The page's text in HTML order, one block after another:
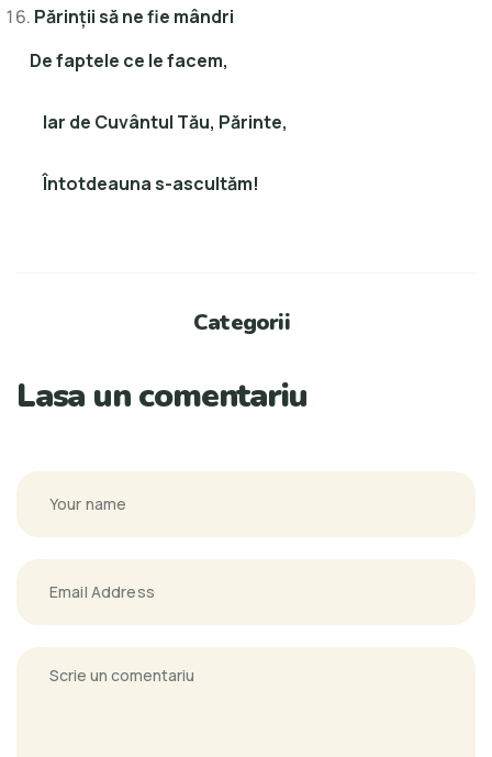
Părinţii să ne fie mândri
De faptele ce le facem,
Iar de Cuvântul Tău, Părinte,
Întotdeauna s-ascultăm!
Categorii
Lasa un comentariu